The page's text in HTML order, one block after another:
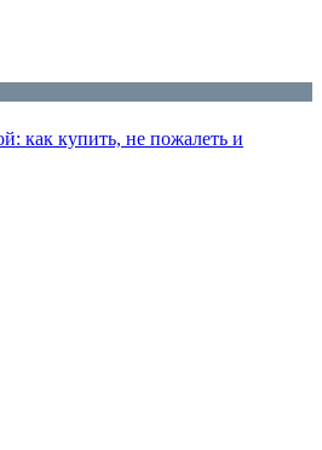
как купить, не пожалеть и